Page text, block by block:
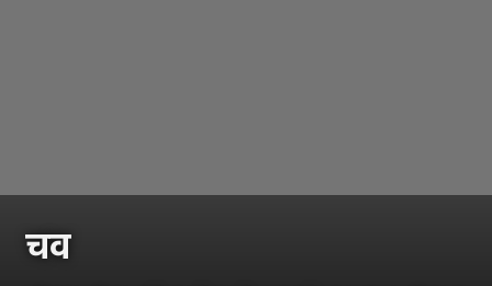
चव